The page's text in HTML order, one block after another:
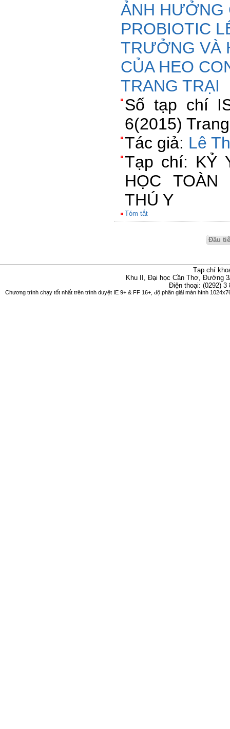
ẢNH HƯỞNG
PROBIOTIC
TRƯỞNG VÀ
CỦA HEO
TRANG TRẠI
Số tạp chí
6(2015)
Tác giả: Lê
Tạp chí: KỶ
HỌC TOÀN
THÚ Y
Tóm tắt
Đầu
Tạp chí
Khu II, Đại học Cần Thơ, Đường
Điện thoại: (0292)
Chương trình chạy tốt nhất trên trình duyệt IE 9+ & FF 16+, độ phân giải màn hình